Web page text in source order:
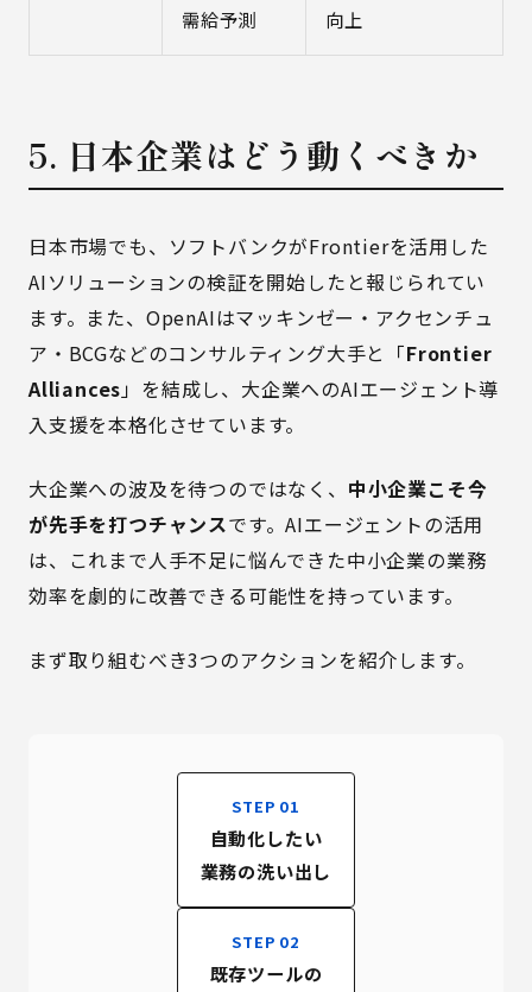
需給予測
向上
5. 日本企業はどう動くべきか
日本市場でも、ソフトバンクがFrontierを活用した
AIソリューションの検証を開始したと報じられてい
ます。また、OpenAIはマッキンゼー・アクセンチュ
ア・BCGなどのコンサルティング大手と「Frontier
Alliances」を結成し、大企業へのAIエージェント導
入支援を本格化させています。
大企業への波及を待つのではなく、 中小企業こそ今
が先手を打つチャンスです。AIエージェントの活用
は、これまで人手不足に悩んできた中小企業の業務
効率を劇的に改善できる可能性を持っています。
まず取り組むべき3つのアクションを紹介します。
STEP 01
自動化したい
業務の洗い出し
STEP 02
既存ツールの